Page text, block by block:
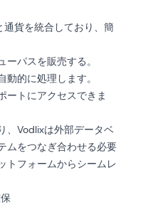
貨を統合しており、簡
パスを販売する。
的に処理します。
ートにアクセスできま
、Vodlixは外部データベ
ムをつなぎ合わせる必要
トフォームからシームレ